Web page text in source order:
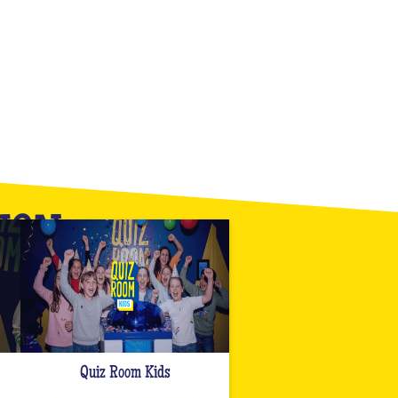
Quiz Room Kids